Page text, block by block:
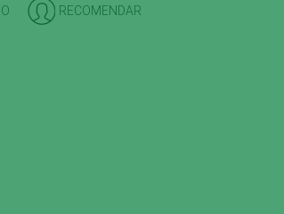
RECOMENDAR